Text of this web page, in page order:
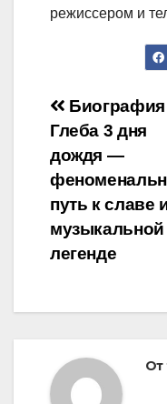
режиссером и
по
Биография
Глеба 3 дня
дождя —
путь к славе
музыкальной
легенде
От